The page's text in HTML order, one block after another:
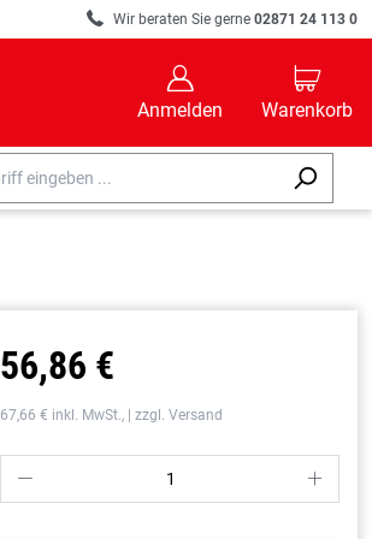
R Wir beraten Sie gerne 02871 24 113 0
B
Anmelden
C
Warenkorb
56,86 €
67,66 € inkl. MwSt., | zzgl. Versand
P S